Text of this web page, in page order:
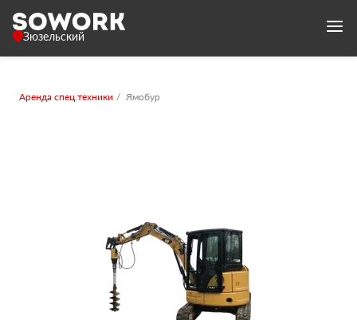
Зюзельский
Аренда спец.техники Ямобур